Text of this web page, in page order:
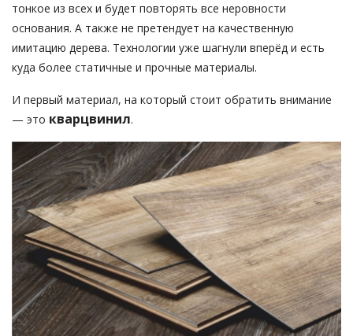
тонкое из всех и будет повторять все неровности
основания. А также не претендует на качественную
имитацию дерева. Технологии уже шагнули вперёд и есть
куда более статичные и прочные материалы.
И первый материал, на который стоит обратить внимание
— это кварцвинил.